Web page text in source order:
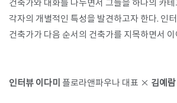
건축가와 대화를 나누면서 그들을 하나의 카
각자의 개별적인 특성을 발견하고자 한다. 인
건축가가 다음 순서의 건축가를 지목하면서 이
인터뷰 이다미 플로라앤파우나 대표 × 김예람